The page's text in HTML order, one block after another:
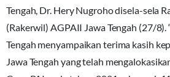
Tengah, Dr. Hery Nugroho disela-sela
(Rakerwil) AGPAII Jawa Tengah (27/
Tengah menyampaikan terima kasih
Jawa Tengah yang telah